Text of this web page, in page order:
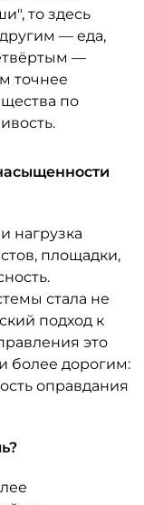
то здесь
— еда,
—
точнее
по
нагрузка
площадки,
стала не
подход к
это
более дорогим:
оправдания